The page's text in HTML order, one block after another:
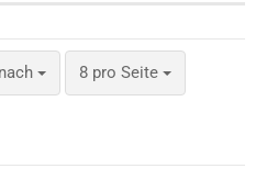
8 pro Seite
pro Seite